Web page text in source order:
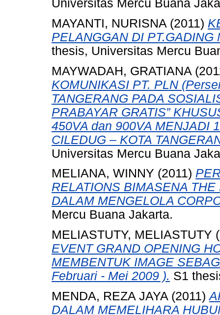
Universitas Mercu Buana
MAYANTI, NURISNA (2011)
PELANGGAN DI
thesis, Universitas Mercu
MAYWADAH, GRATIANA
KOMUNIKASI PT. PLN
TANGERANG PADA
PRABAYAR GRATIS”
450VA dan 900VA MENJADI
CILEDUG – KOTA
Universitas Mercu Buana
MELIANA, WINNY (2011)
RELATIONS BIMASENA
DALAM MENGELOLA
Mercu Buana Jakarta.
MELIASTUTY, MELIASTUTY
EVENT GRAND OPENING
MEMBENTUK IMAGE
Februari - Mei 2009 ). S1
MENDA, REZA JAYA (2011)
DALAM MEMELIHARA